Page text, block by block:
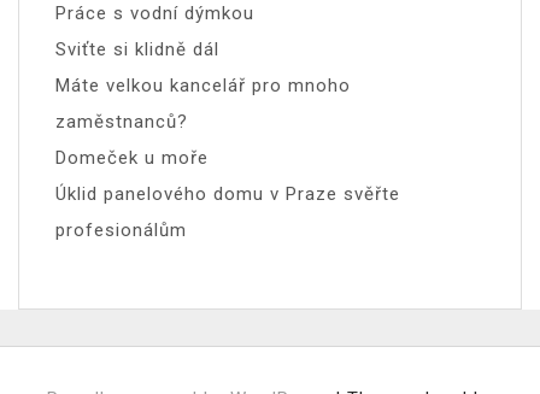
Práce s vodní dýmkou
Sviťte si klidně dál
Máte velkou kancelář pro mnoho
zaměstnanců?
Domeček u moře
Úklid panelového domu v Praze svěřte
profesionálům